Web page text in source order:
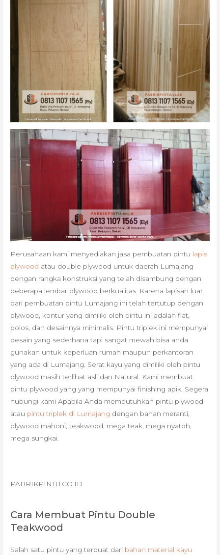
Perusahaan kami menyediakan jasa pembuatan pintu lapis
plywood atau double plywood untuk daerah Lumajang
dengan rangka konstruksi yang telah disambung dengan
beberapa lembar plywood berkualitas. Karena lapisan luar
dari pembuatan pintu Lumajang ini telah tertutup dengan
plywood, kontur yang dimiliki oleh pintu ini adalah flat,
polos, dan desainnya minimalis. Pintu triplek ini mempunyai
desain yang sederhana tapi sangat mewah bisa anda
gunakan untuk keperluan rumah maupun perkantoran
yang ada di Lumajang. Serat kayu yang dimiliki oleh pintu
plywood masih terlihat asli dan Natural. Kami membuat
pintu plywood yang yang mempunyai finishing apik. Segera
hubungi kami Apabila Anda membutuhkan pintu plywood
atau pintu triplek di Lumajang dengan bahan meranti,
plywood mahoni, teakwood, mega teak, mega nyatoh,
mega sungkai.
PABRIKPINTU.CO.ID
Cara Membuat Pintu Double
Teakwood
Salah satu pintu yang terbuat dari bahan material kayu